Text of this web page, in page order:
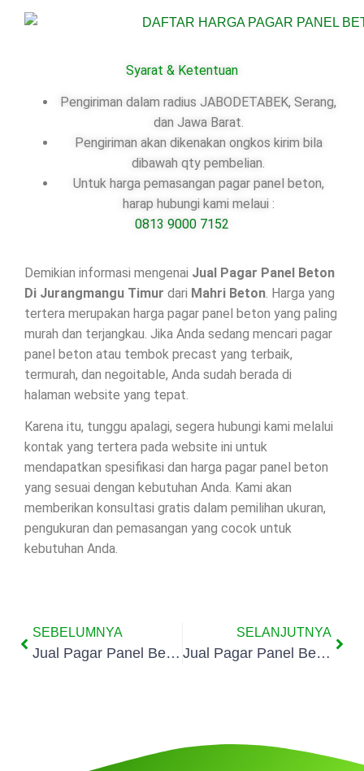
Syarat & Ketentuan
Pengiriman dalam radius JABODETABEK, Serang,
dan Jawa Barat.
Pengiriman akan dikenakan ongkos kirim bila
dibawah qty pembelian.
Untuk harga pemasangan pagar panel beton,
harap hubungi kami melaui :
0813 9000 7152
Demikian informasi mengenai Jual Pagar Panel Beton
Di Jurangmangu Timur dari Mahri Beton . Harga yang
tertera merupakan harga pagar panel beton yang paling
murah dan terjangkau. Jika Anda sedang mencari pagar
panel beton atau tembok precast yang terbaik,
termurah, dan negoitable, Anda sudah berada di
halaman website yang tepat.
Karena itu, tunggu apalagi, segera hubungi kami melalui
kontak yang tertera pada website ini untuk
mendapatkan spesifikasi dan harga pagar panel beton
yang sesuai dengan kebutuhan Anda. Kami akan
memberikan konsultasi gratis dalam pemilihan ukuran,
pengukuran dan pemasangan yang cocok untuk
kebutuhan Anda.
SEBELUMNYA
Jual Pagar Panel Beton Di Jurangmangu Barat
SELANJUTNYA
Jual Pagar Panel Beton Di Pondok Kacang Barat